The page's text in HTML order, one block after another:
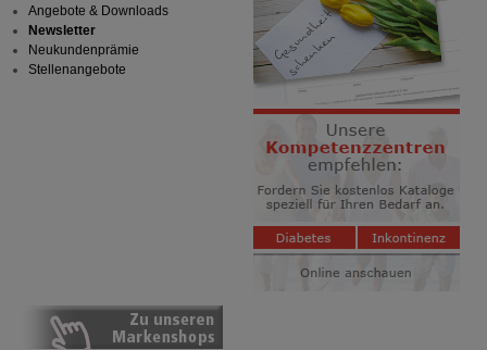
Angebote & Downloads
Newsletter
Neukundenprämie
Stellenangebote